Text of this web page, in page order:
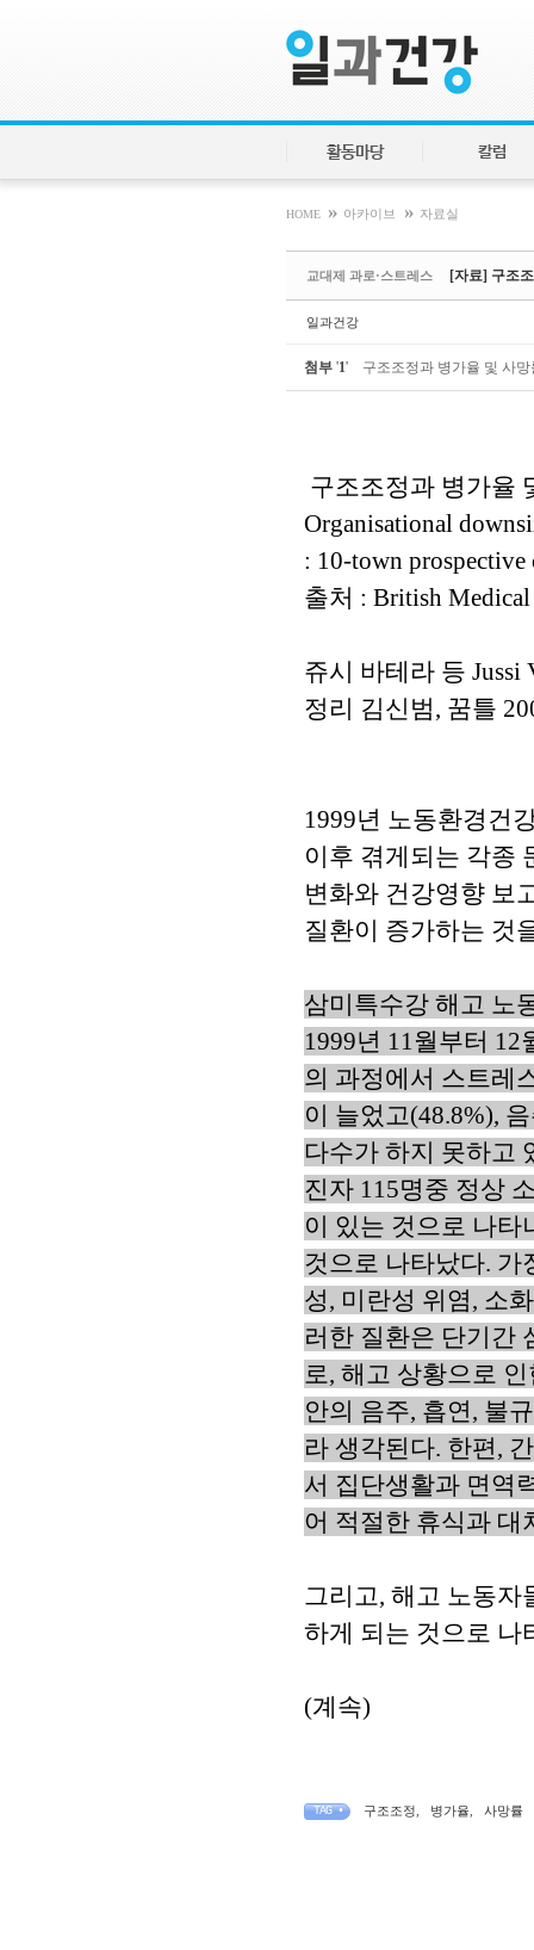
활동마당 칼럼
HOME » 아카이브 » 자료실
교대제 과로·스트레스 [자료] 구조
일과건강
첨부 '1' 구조조정과 병가율 및 사
구조조정과 병가율
Organisational
: 10-town prospective
출처 : British Medical
쥬시 바테라 등 Jussi
정리 김신범, 꿈틀
1999년 노동환경건
이후 겪게되는 각종
변화와 건강영향 보
질환이 증가하는 것
삼미특수강 해고 노
1999년 11월부터
의 과정에서 스트레
이 늘었고(48.8%),
다수가 하지 못하고
진자 115명중 정상
이 있는 것으로 나
것으로 나타났다. 가
성, 미란성 위염, 소
러한 질환은 단기간
로, 해고 상황으로
안의 음주, 흡연, 불
라 생각된다. 한편,
서 집단생활과 면역
어 적절한 휴식과 대
그리고, 해고 노동자
하게 되는 것으로 나
(계속)
TAG • 구조조정 병가율 사망률